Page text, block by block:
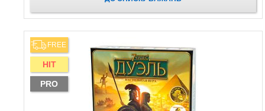
FREE
HIT
PRO